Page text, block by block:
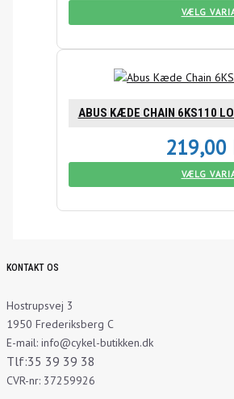
VÆLG
ABUS KÆDE CHAIN 6KS110
219,00
VÆLG
KONTAKT OS
Hostrupsvej 3
1950 Frederiksberg C
E-mail: info@cykel-butikken.dk
Tlf:35 39 39 38
CVR-nr: 37259926